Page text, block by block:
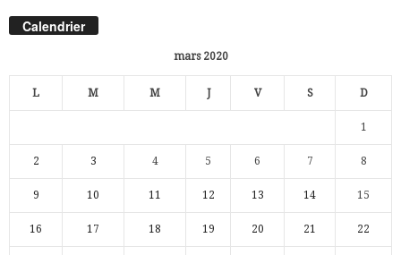
Calendrier
mars 2020
L M M J V S D
1
2 3 4 5 6 7 8
9 10 11 12 13 14 15
16 17 18 19 20 21 22